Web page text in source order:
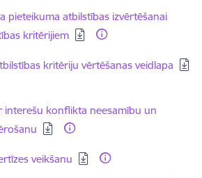
pieteikuma atbilstības izvērtēšanai
kritērijiem
kritēriju vērtēšanas veidlapa
interešu konflikta neesamību un
veikšanu